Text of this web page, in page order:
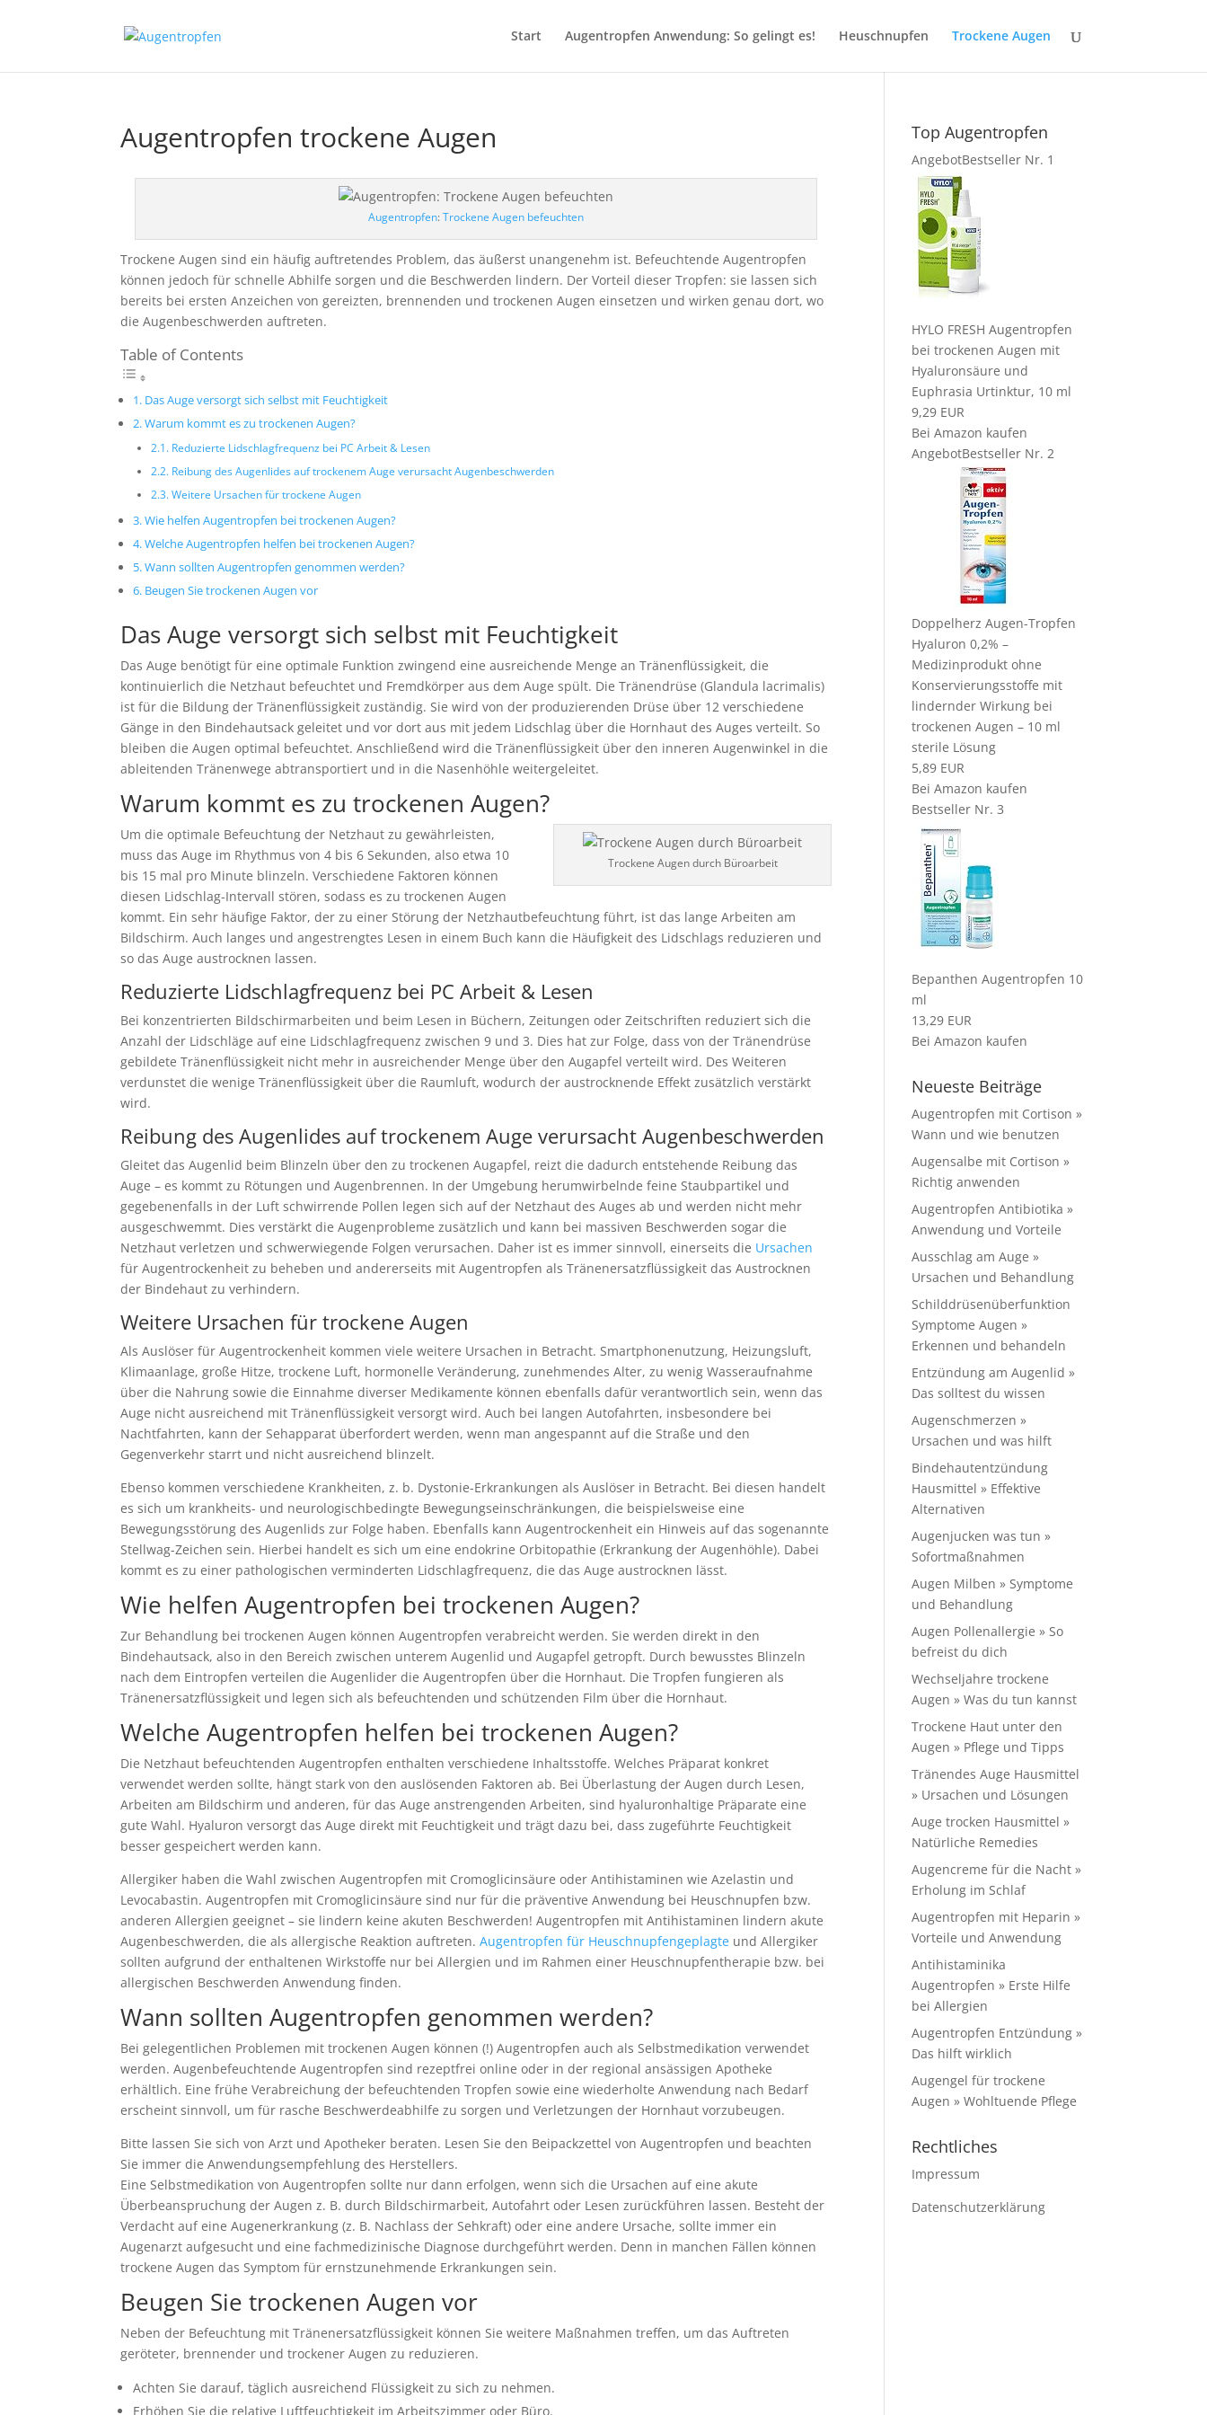
Start Augentropfen Anwendung: So gelingt es! Heuschnupfen Trockene Augen
Augentropfen trockene Augen
Augentropfen:Trockene Augen befeuchten
Trockene Augen sind ein häufig auftretendes Problem, das äußerst unangenehm ist. Befeuchtende Augentropfen
können jedoch für schnelle Abhilfe sorgen und die Beschwerden lindern. Der Vorteil dieser Tropfen: sie lassen sich
bereits bei ersten Anzeichen von gereizten, brennenden und trockenen Augen einsetzen und wirken genau dort, wo
die Augenbeschwerden auftreten.
Table of Contents
Das Auge versorgt sich selbst mit Feuchtigkeit
Warum kommt es zu trockenen Augen?
Reduzierte Lidschlagfrequenz bei PC Arbeit & Lesen
Reibung des Augenlides auf trockenem Auge verursacht Augenbeschwerden
Weitere Ursachen für trockene Augen
Wie helfen Augentropfen bei trockenen Augen?
Welche Augentropfen helfen bei trockenen Augen?
Wann sollten Augentropfen genommen werden?
Beugen Sie trockenen Augen vor
Das Auge versorgt sich selbst mit Feuchtigkeit
Das Auge benötigt für eine optimale Funktion zwingend eine ausreichende Menge an Tränenflüssigkeit, die
kontinuierlich die Netzhaut befeuchtet und Fremdkörper aus dem Auge spült. Die Tränendrüse (Glandula lacrimalis)
ist für die Bildung der Tränenflüssigkeit zuständig. Sie wird von der produzierenden Drüse über 12 verschiedene
Gänge in den Bindehautsack geleitet und vor dort aus mit jedem Lidschlag über die Hornhaut des Auges verteilt. So
bleiben die Augen optimal befeuchtet. Anschließend wird die Tränenflüssigkeit über den inneren Augenwinkel in die
ableitenden Tränenwege abtransportiert und in die Nasenhöhle weitergeleitet.
Warum kommt es zu trockenen Augen?
Trockene Augen durch Büroarbeit
Um die optimale Befeuchtung der Netzhaut zu gewährleisten,
muss das Auge im Rhythmus von 4 bis 6 Sekunden, also etwa 10
bis 15 mal pro Minute blinzeln. Verschiedene Faktoren können
diesen Lidschlag-Intervall stören, sodass es zu trockenen Augen
kommt. Ein sehr häufige Faktor, der zu einer Störung der Netzhautbefeuchtung führt, ist das lange Arbeiten am
Bildschirm. Auch langes und angestrengtes Lesen in einem Buch kann die Häufigkeit des Lidschlags reduzieren und
so das Auge austrocknen lassen.
Reduzierte Lidschlagfrequenz bei PC Arbeit & Lesen
Bei konzentrierten Bildschirmarbeiten und beim Lesen in Büchern, Zeitungen oder Zeitschriften reduziert sich die
Anzahl der Lidschläge auf eine Lidschlagfrequenz zwischen 9 und 3. Dies hat zur Folge, dass von der Tränendrüse
gebildete Tränenflüssigkeit nicht mehr in ausreichender Menge über den Augapfel verteilt wird. Des Weiteren
verdunstet die wenige Tränenflüssigkeit über die Raumluft, wodurch der austrocknende Effekt zusätzlich verstärkt
wird.
Reibung des Augenlides auf trockenem Auge verursacht Augenbeschwerden
Gleitet das Augenlid beim Blinzeln über den zu trockenen Augapfel, reizt die dadurch entstehende Reibung das
Auge – es kommt zu Rötungen und Augenbrennen. In der Umgebung herumwirbelnde feine Staubpartikel und
gegebenenfalls in der Luft schwirrende Pollen legen sich auf der Netzhaut des Auges ab und werden nicht mehr
ausgeschwemmt. Dies verstärkt die Augenprobleme zusätzlich und kann bei massiven Beschwerden sogar die
Netzhaut verletzen und schwerwiegende Folgen verursachen. Daher ist es immer sinnvoll, einerseits die Ursachen
für Augentrockenheit zu beheben und andererseits mit Augentropfen als Tränenersatzflüssigkeit das Austrocknen
der Bindehaut zu verhindern.
Weitere Ursachen für trockene Augen
Als Auslöser für Augentrockenheit kommen viele weitere Ursachen in Betracht. Smartphonenutzung, Heizungsluft,
Klimaanlage, große Hitze, trockene Luft, hormonelle Veränderung, zunehmendes Alter, zu wenig Wasseraufnahme
über die Nahrung sowie die Einnahme diverser Medikamente können ebenfalls dafür verantwortlich sein, wenn das
Auge nicht ausreichend mit Tränenflüssigkeit versorgt wird. Auch bei langen Autofahrten, insbesondere bei
Nachtfahrten, kann der Sehapparat überfordert werden, wenn man angespannt auf die Straße und den
Gegenverkehr starrt und nicht ausreichend blinzelt.
Ebenso kommen verschiedene Krankheiten, z. b. Dystonie-Erkrankungen als Auslöser in Betracht. Bei diesen handelt
es sich um krankheits- und neurologischbedingte Bewegungseinschränkungen, die beispielsweise eine
Bewegungsstörung des Augenlids zur Folge haben. Ebenfalls kann Augentrockenheit ein Hinweis auf das sogenannte
Stellwag-Zeichen sein. Hierbei handelt es sich um eine endokrine Orbitopathie (Erkrankung der Augenhöhle). Dabei
kommt es zu einer pathologischen verminderten Lidschlagfrequenz, die das Auge austrocknen lässt.
Wie helfen Augentropfen bei trockenen Augen?
Zur Behandlung bei trockenen Augen können Augentropfen verabreicht werden. Sie werden direkt in den
Bindehautsack, also in den Bereich zwischen unterem Augenlid und Augapfel getropft. Durch bewusstes Blinzeln
nach dem Eintropfen verteilen die Augenlider die Augentropfen über die Hornhaut. Die Tropfen fungieren als
Tränenersatzflüssigkeit und legen sich als befeuchtenden und schützenden Film über die Hornhaut.
Welche Augentropfen helfen bei trockenen Augen?
Die Netzhaut befeuchtenden Augentropfen enthalten verschiedene Inhaltsstoffe. Welches Präparat konkret
verwendet werden sollte, hängt stark von den auslösenden Faktoren ab. Bei Überlastung der Augen durch Lesen,
Arbeiten am Bildschirm und anderen, für das Auge anstrengenden Arbeiten, sind hyaluronhaltige Präparate eine
gute Wahl. Hyaluron versorgt das Auge direkt mit Feuchtigkeit und trägt dazu bei, dass zugeführte Feuchtigkeit
besser gespeichert werden kann.
Allergiker haben die Wahl zwischen Augentropfen mit Cromoglicinsäure oder Antihistaminen wie Azelastin und
Levocabastin. Augentropfen mit Cromoglicinsäure sind nur für die präventive Anwendung bei Heuschnupfen bzw.
anderen Allergien geeignet – sie lindern keine akuten Beschwerden! Augentropfen mit Antihistaminen lindern akute
Augenbeschwerden, die als allergische Reaktion auftreten.Augentropfen für Heuschnupfengeplagte und Allergiker
sollten aufgrund der enthaltenen Wirkstoffe nur bei Allergien und im Rahmen einer Heuschnupfentherapie bzw. bei
allergischen Beschwerden Anwendung finden.
Wann sollten Augentropfen genommen werden?
Bei gelegentlichen Problemen mit trockenen Augen können (!) Augentropfen auch als Selbstmedikation verwendet
werden. Augenbefeuchtende Augentropfen sind rezeptfrei online oder in der regional ansässigen Apotheke
erhältlich. Eine frühe Verabreichung der befeuchtenden Tropfen sowie eine wiederholte Anwendung nach Bedarf
erscheint sinnvoll, um für rasche Beschwerdeabhilfe zu sorgen und Verletzungen der Hornhaut vorzubeugen.
Bitte lassen Sie sich von Arzt und Apotheker beraten. Lesen Sie den Beipackzettel von Augentropfen und beachten
Sie immer die Anwendungsempfehlung des Herstellers.
Eine Selbstmedikation von Augentropfen sollte nur dann erfolgen, wenn sich die Ursachen auf eine akute
Überbeanspruchung der Augen z. B. durch Bildschirmarbeit, Autofahrt oder Lesen zurückführen lassen. Besteht der
Verdacht auf eine Augenerkrankung (z. B. Nachlass der Sehkraft) oder eine andere Ursache, sollte immer ein
Augenarzt aufgesucht und eine fachmedizinische Diagnose durchgeführt werden. Denn in manchen Fällen können
trockene Augen das Symptom für ernstzunehmende Erkrankungen sein.
Beugen Sie trockenen Augen vor
Neben der Befeuchtung mit Tränenersatzflüssigkeit können Sie weitere Maßnahmen treffen, um das Auftreten
geröteter, brennender und trockener Augen zu reduzieren.
Achten Sie darauf, täglich ausreichend Flüssigkeit zu sich zu nehmen.
Erhöhen Sie die relative Luftfeuchtigkeit im Arbeitszimmer oder Büro.
Top Augentropfen
AngebotBestseller Nr. 1
HYLO FRESH Augentropfen
bei trockenen Augen mit
Hyaluronsäure und
Euphrasia Urtinktur, 10 ml
9,29 EUR
Bei Amazon kaufen
AngebotBestseller Nr. 2
Doppelherz Augen-Tropfen
Hyaluron 0,2% –
Medizinprodukt ohne
Konservierungsstoffe mit
lindernder Wirkung bei
trockenen Augen – 10 ml
sterile Lösung
5,89 EUR
Bei Amazon kaufen
Bestseller Nr. 3
Bepanthen Augentropfen 10
ml
13,29 EUR
Bei Amazon kaufen
Neueste Beiträge
Augentropfen mit Cortison »
Wann und wie benutzen
Augensalbe mit Cortison »
Richtig anwenden
Augentropfen Antibiotika »
Anwendung und Vorteile
Ausschlag am Auge »
Ursachen und Behandlung
Schilddrüsenüberfunktion
Symptome Augen »
Erkennen und behandeln
Entzündung am Augenlid »
Das solltest du wissen
Augenschmerzen »
Ursachen und was hilft
Bindehautentzündung
Hausmittel » Effektive
Alternativen
Augenjucken was tun »
Sofortmaßnahmen
Augen Milben » Symptome
und Behandlung
Augen Pollenallergie » So
befreist du dich
Wechseljahre trockene
Augen » Was du tun kannst
Trockene Haut unter den
Augen » Pflege und Tipps
Tränendes Auge Hausmittel
» Ursachen und Lösungen
Auge trocken Hausmittel »
Natürliche Remedies
Augencreme für die Nacht »
Erholung im Schlaf
Augentropfen mit Heparin »
Vorteile und Anwendung
Antihistaminika
Augentropfen » Erste Hilfe
bei Allergien
Augentropfen Entzündung »
Das hilft wirklich
Augengel für trockene
Augen » Wohltuende Pflege
Rechtliches
Impressum
Datenschutzerklärung